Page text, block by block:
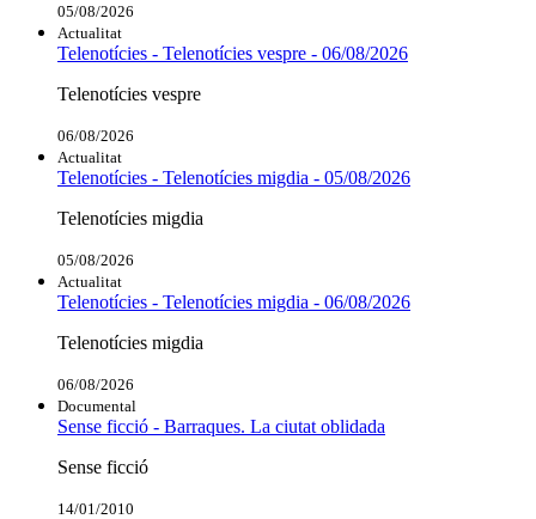
05/08/2026
Actualitat
Telenotícies - Telenotícies vespre - 06/08/2026
Telenotícies vespre
06/08/2026
Actualitat
Telenotícies - Telenotícies migdia - 05/08/2026
Telenotícies migdia
05/08/2026
Actualitat
Telenotícies - Telenotícies migdia - 06/08/2026
Telenotícies migdia
06/08/2026
Documental
Sense ficció - Barraques. La ciutat oblidada
Sense ficció
14/01/2010